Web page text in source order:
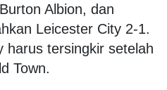
Albion, dan
Leicester City 2-1.
harus tersingkir setelah
Town.